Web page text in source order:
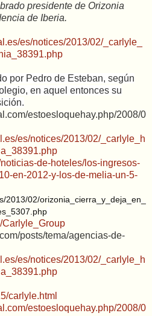
presidente de Orizonia
de Iberia.
es/notices/2013/02/_carlyle_
por Pedro de Esteban, según
en aquel entonces su
estoesloquehay.php/2008/0
es/notices/2013/02/_carlyle_h
de-hoteles/los-ingresos-
en-2012-y-los-de-melia-un-5-
2013/02/orizonia_cierra_y_deja_en_
Carlyle_Group
posts/tema/agencias-de-
es/notices/2013/02/_carlyle_h
carlyle.html
estoesloquehay.php/2008/0